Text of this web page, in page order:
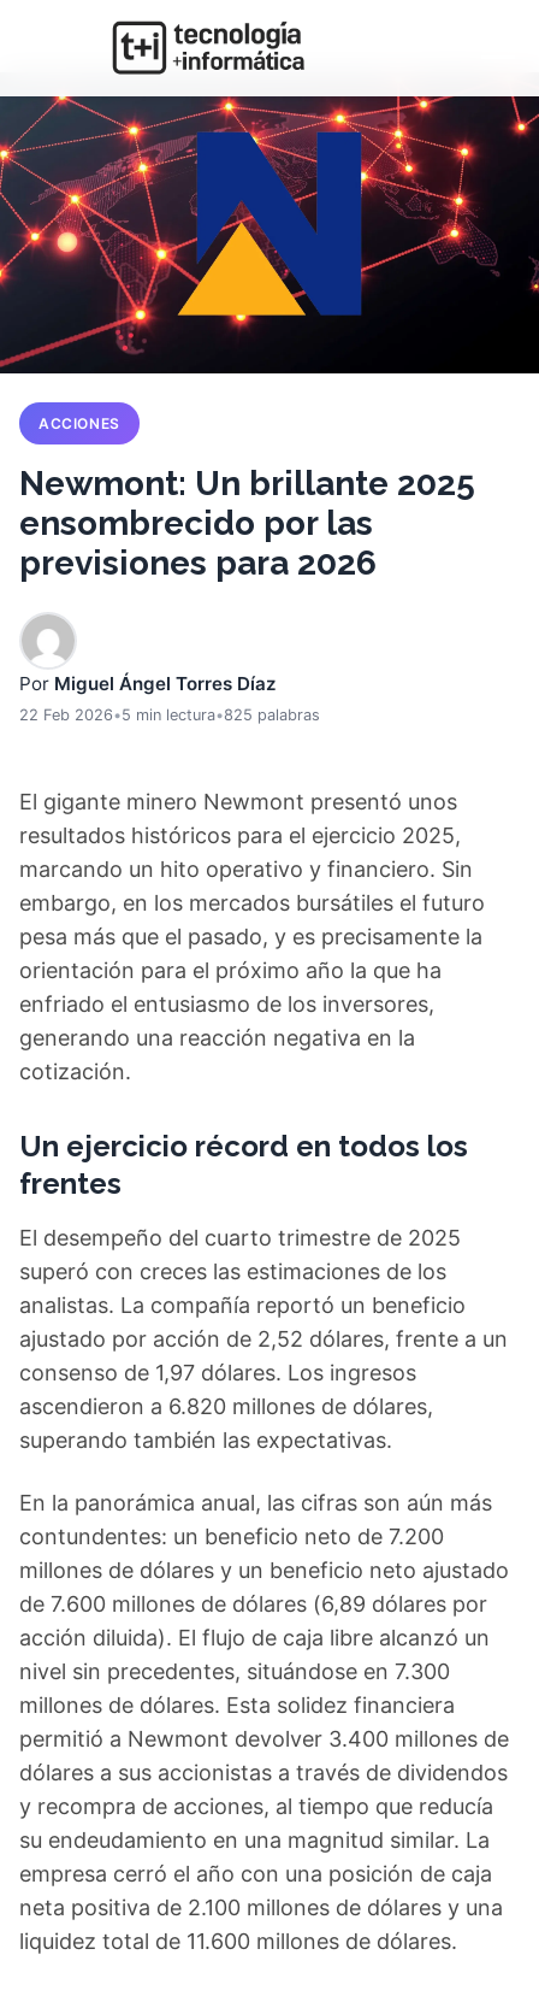
ACCIONES
Newmont: Un brillante 2025
ensombrecido por las
previsiones para 2026
Por Miguel Ángel Torres Díaz
22 Feb 2026•5 min lectura•825 palabras
El gigante minero Newmont presentó unos
resultados históricos para el ejercicio 2025,
marcando un hito operativo y financiero. Sin
embargo, en los mercados bursátiles el futuro
pesa más que el pasado, y es precisamente la
orientación para el próximo año la que ha
enfriado el entusiasmo de los inversores,
generando una reacción negativa en la
cotización.
Un ejercicio récord en todos los
frentes
El desempeño del cuarto trimestre de 2025
superó con creces las estimaciones de los
analistas. La compañía reportó un beneficio
ajustado por acción de 2,52 dólares, frente a un
consenso de 1,97 dólares. Los ingresos
ascendieron a 6.820 millones de dólares,
superando también las expectativas.
En la panorámica anual, las cifras son aún más
contundentes: un beneficio neto de 7.200
millones de dólares y un beneficio neto ajustado
de 7.600 millones de dólares (6,89 dólares por
acción diluida). El flujo de caja libre alcanzó un
nivel sin precedentes, situándose en 7.300
millones de dólares. Esta solidez financiera
permitió a Newmont devolver 3.400 millones de
dólares a sus accionistas a través de dividendos
y recompra de acciones, al tiempo que reducía
su endeudamiento en una magnitud similar. La
empresa cerró el año con una posición de caja
neta positiva de 2.100 millones de dólares y una
liquidez total de 11.600 millones de dólares.